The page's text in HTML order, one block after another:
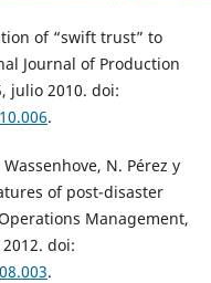
of “swift trust” to
Journal of Production
julio 2010. doi:
.
N. Pérez y
of post-disaster
Management,
doi:
.